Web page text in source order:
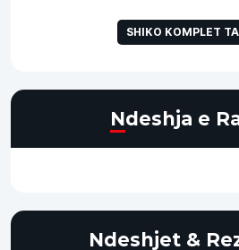
SHIKO KOMPLET
Ndeshja e
Ndeshjet &